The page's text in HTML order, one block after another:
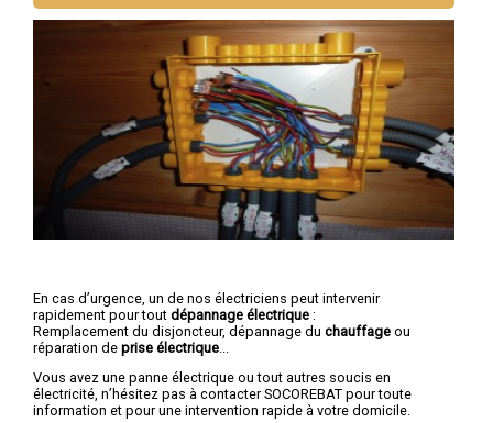
En cas d’urgence, un de nos électriciens peut intervenir
rapidement pour tout dépannage électrique :
Remplacement du disjoncteur, dépannage du chauffage ou
réparation de prise électrique
Vous avez une panne électrique ou tout autres soucis en
électricité, n’hésitez pas à contacter SOCOREBAT pour toute
information et pour une intervention rapide à votre domicile.